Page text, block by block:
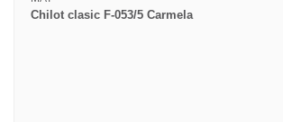
Chilot clasic F-053/5 Carmela